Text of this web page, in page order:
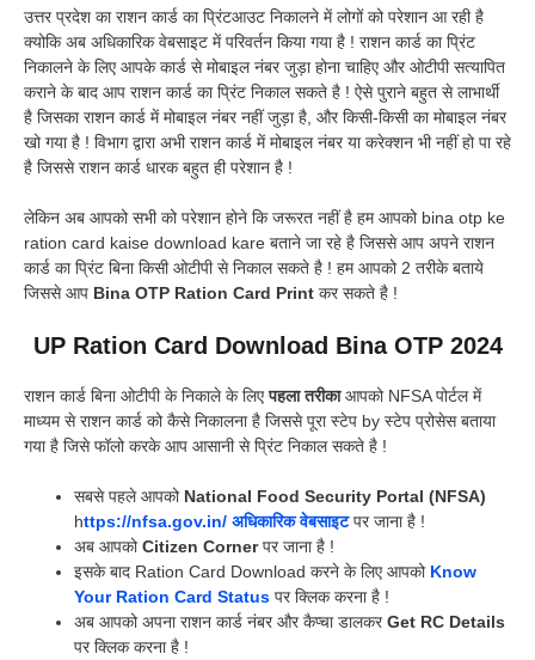
उत्तर प्रदेश का राशन कार्ड का प्रिंटआउट निकालने में लोगों को परेशान आ रही है
क्योकि अब अधिकारिक वेबसाइट में परिवर्तन किया गया है ! राशन कार्ड का प्रिंट
निकालने के लिए आपके कार्ड से मोबाइल नंबर जुड़ा होना चाहिए और ओटीपी सत्यापित
कराने के बाद आप राशन कार्ड का प्रिंट निकाल सकते है ! ऐसे पुराने बहुत से लाभार्थी
है जिसका राशन कार्ड में मोबाइल नंबर नहीं जुड़ा है, और किसी-किसी का मोबाइल नंबर
खो गया है ! विभाग द्वारा अभी राशन कार्ड में मोबाइल नंबर या करेक्शन भी नहीं हो पा रहे
है जिससे राशन कार्ड धारक बहुत ही परेशान है !
लेकिन अब आपको सभी को परेशान होने कि जरूरत नहीं है हम आपको bina otp ke
ration card kaise download kare बताने जा रहे है जिससे आप अपने राशन
कार्ड का प्रिंट बिना किसी ओटीपी से निकाल सकते है ! हम आपको 2 तरीके बताये
जिससे आप Bina OTP Ration Card Print कर सकते है !
UP Ration Card Download Bina OTP 2024
राशन कार्ड बिना ओटीपी के निकाले के लिएपहला तरीकाआपको NFSA पोर्टल में
माध्यम से राशन कार्ड को कैसे निकालना है जिससे पूरा स्टेप by स्टेप प्रोसेस बताया
गया है जिसे फॉलो करके आप आसानी से प्रिंट निकाल सकते है !
सबसे पहले आपको National Food Security Portal (NFSA)
https://nfsa.gov.in/ अधिकारिक वेबसाइटपर जाना है !
अब आपकोCitizen Cornerपर जाना है !
इसके बाद Ration Card Download करने के लिए आपको Know
Your Ration Card Status पर क्लिक करना है !
अब आपको अपना राशन कार्ड नंबर और कैप्चा डालकरGet RC Details
पर क्लिक करना है !